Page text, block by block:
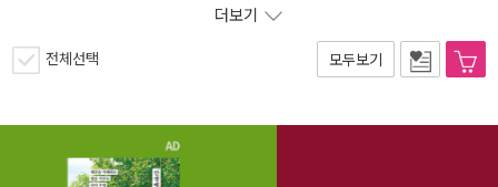
더보기
전체선택 모두보기